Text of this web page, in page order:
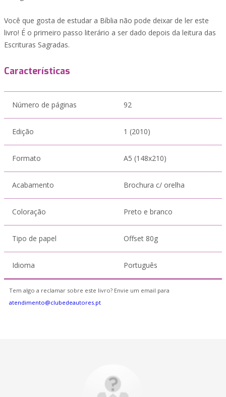
Você que gosta de estudar a Bíblia não pode deixar de ler este
livro! É o primeiro passo literário a ser dado depois da leitura das
Escrituras Sagradas.
Características
Número de páginas 92
Edição 1 (2010)
Formato A5 (148x210)
Acabamento Brochura c/ orelha
Coloração Preto e branco
Tipo de papel Offset 80g
Idioma Português
Tem algo a reclamar sobre este livro? Envie um email para
atendimento@clubedeautores.pt